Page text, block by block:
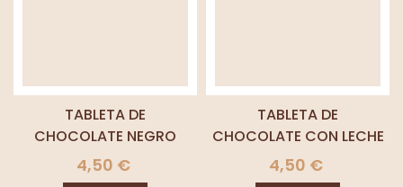
TABLETA DE
CHOCOLATE NEGRO
4,50 €
TABLETA DE
CHOCOLATE CON LECHE
4,50 €